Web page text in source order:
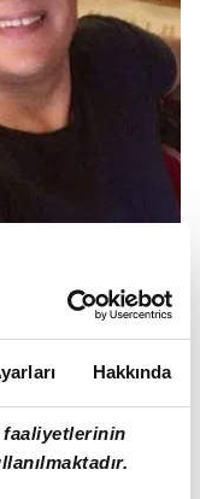
Hakkında
faaliyetlerinin
PEKER